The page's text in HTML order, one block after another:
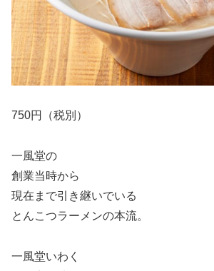
750円（税別）
一風堂の
創業当時から
現在まで引き継いでいる
とんこつラーメンの本流。
一風堂いわく